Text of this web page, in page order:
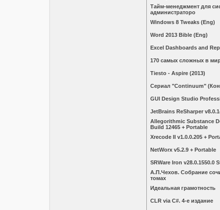
Тайм-менеджмент для
администраторо
Windows 8 Tweaks (Eng)
Word 2013 Bible (Eng)
Excel Dashboards and
170 самых сложных в
Tiesto - Aspire (2013)
Сериал "Continuum"
GUI Design Studio
JetBrains ReSharper
Allegorithmic Substance
Build 12465 + Portable
Xrecode II v1.0.0.205 +
NetWorx v5.2.9 + Portable
SRWare Iron v28.0.1550.0
А.П.Чехов. Собрание
томах
Идеальная грамотность
CLR via C#. 4-е издание